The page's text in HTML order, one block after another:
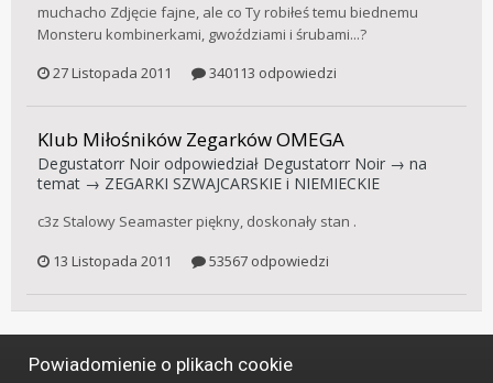
muchacho Zdjęcie fajne, ale co Ty robiłeś temu biednemu
Monsteru kombinerkami, gwoździami i śrubami...?
27 Listopada 2011
340113 odpowiedzi
Klub Miłośników Zegarków OMEGA
Degustatorr Noir odpowiedział Degustatorr Noir → na
temat → ZEGARKI SZWAJCARSKIE i NIEMIECKIE
c3z Stalowy Seamaster piękny, doskonały stan .
13 Listopada 2011
53567 odpowiedzi
Język Styl Polityka prywatności
Powiadomienie o plikach cookie